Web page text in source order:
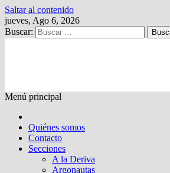
Saltar al contenido
jueves, Ago 6, 2026
Buscar:
Menú principal
Quiénes somos
Contacto
Secciones
A la Deriva
Argonautas